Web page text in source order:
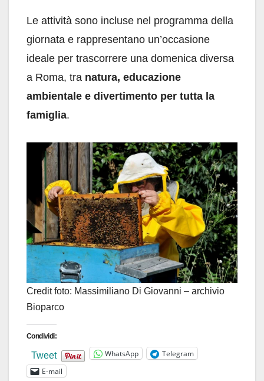
Le attività sono incluse nel programma della
giornata e rappresentano un’occasione
ideale per trascorrere una domenica diversa
a Roma, tra natura, educazione
ambientale e divertimento per tutta la
famiglia.
Credit foto: Massimiliano Di Giovanni – archivio
Bioparco
Condividi:
Tweet WhatsApp
Telegram
E-mail